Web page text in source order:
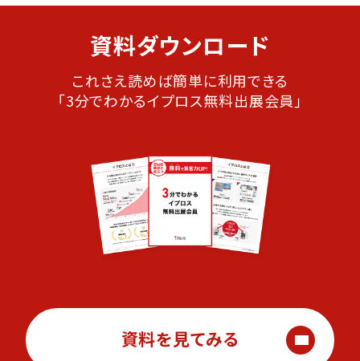
資料ダウンロード
これさえ読めば簡単に利用できる
「3分でわかるイプロス無料出展会員」
資料を見てみる